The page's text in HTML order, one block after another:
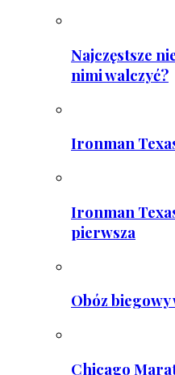
Najczęstsze
nimi walczyć?
Ironman
Ironman
pierwsza
Obóz
Chicago